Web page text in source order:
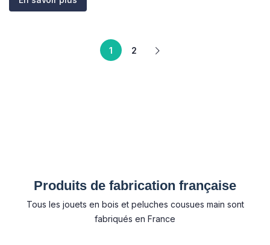
1 2
Produits de fabrication française
Tous les jouets en bois et peluches cousues main sont
fabriqués en France